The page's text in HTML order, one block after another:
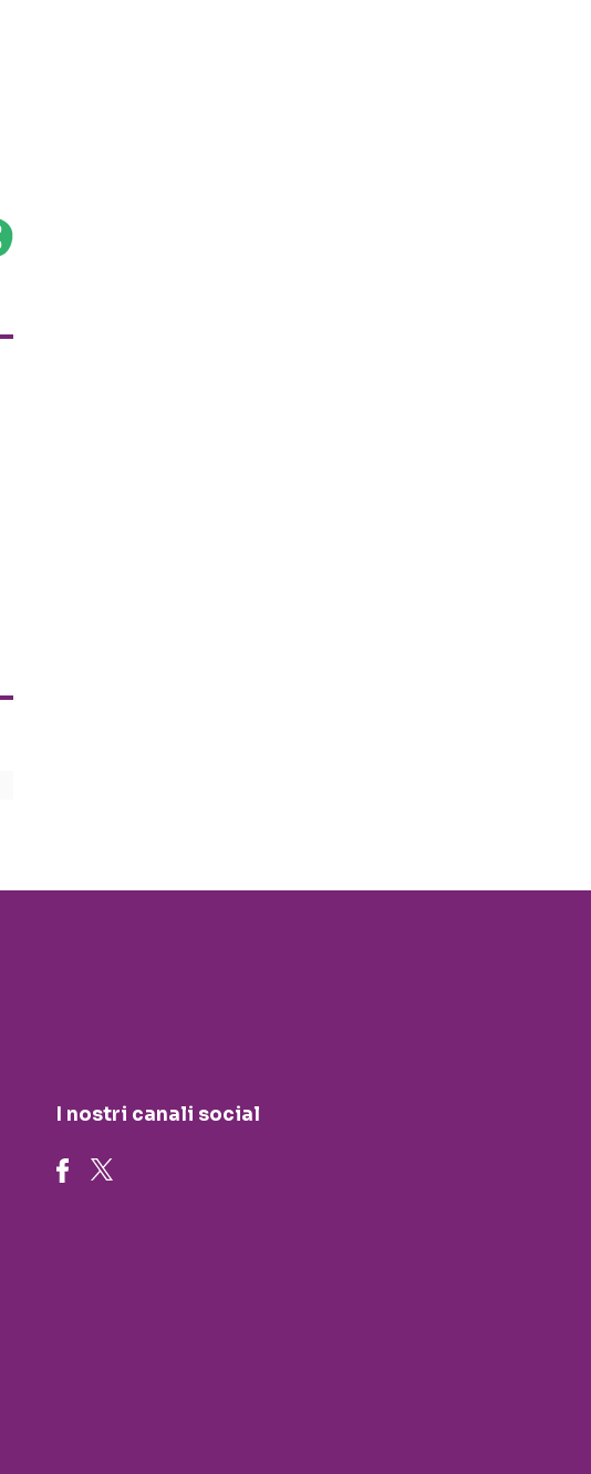
I nostri canali social